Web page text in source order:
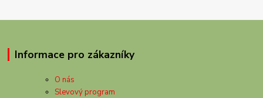
Informace pro zákazníky
O nás
Slevový program